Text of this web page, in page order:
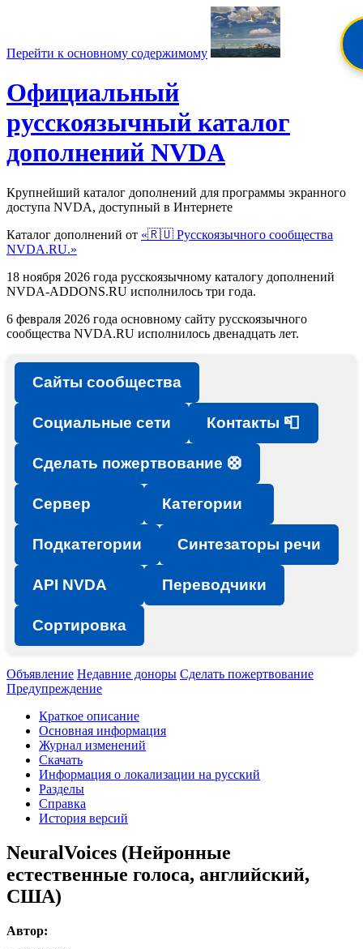
Перейти к основному содержимому
Официальный
русскоязычный каталог
дополнений NVDA
Крупнейший каталог дополнений для программы экранного
доступа NVDA, доступный в Интернете
Каталог дополнений от «🇷🇺 Русскоязычного сообщества
NVDA.RU.»
18 ноября 2026 года русскоязычному каталогу дополнений
NVDA-ADDONS.RU исполнилось три года.
6 февраля 2026 года основному сайту русскоязычного
сообщества NVDA.RU исполнилось двенадцать лет.
Сайты сообщества
Социальные сети Контакты 📮
Сделать пожертвование 🛟
Сервер Категории
Подкатегории Синтезаторы речи
API NVDA Переводчики
Сортировка
Объявление Недавние доноры Сделать пожертвование
Предупреждение
Краткое описание
Основная информация
Журнал изменений
Скачать
Информация о локализации на русский
Разделы
Справка
История версий
NeuralVoices (Нейронные
естественные голоса, английский,
США)
Автор: